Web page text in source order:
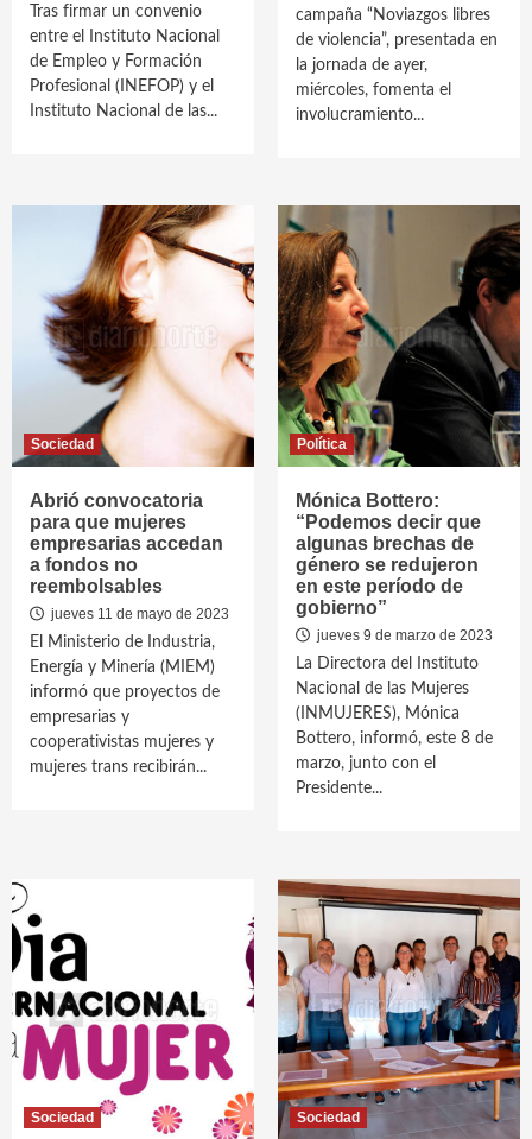
Tras firmar un convenio
entre el Instituto Nacional
de Empleo y Formación
Profesional (INEFOP) y el
Instituto Nacional de las...
campaña “Noviazgos libres
de violencia”, presentada en
la jornada de ayer,
miércoles, fomenta el
involucramiento...
Sociedad
Abrió convocatoria
para que mujeres
empresarias accedan
a fondos no
reembolsables
jueves 11 de mayo de 2023
El Ministerio de Industria,
Energía y Minería (MIEM)
informó que proyectos de
empresarias y
cooperativistas mujeres y
mujeres trans recibirán...
Política
Mónica Bottero:
“Podemos decir que
algunas brechas de
género se redujeron
en este período de
gobierno”
jueves 9 de marzo de 2023
La Directora del Instituto
Nacional de las Mujeres
(INMUJERES), Mónica
Bottero, informó, este 8 de
marzo, junto con el
Presidente...
Sociedad Sociedad